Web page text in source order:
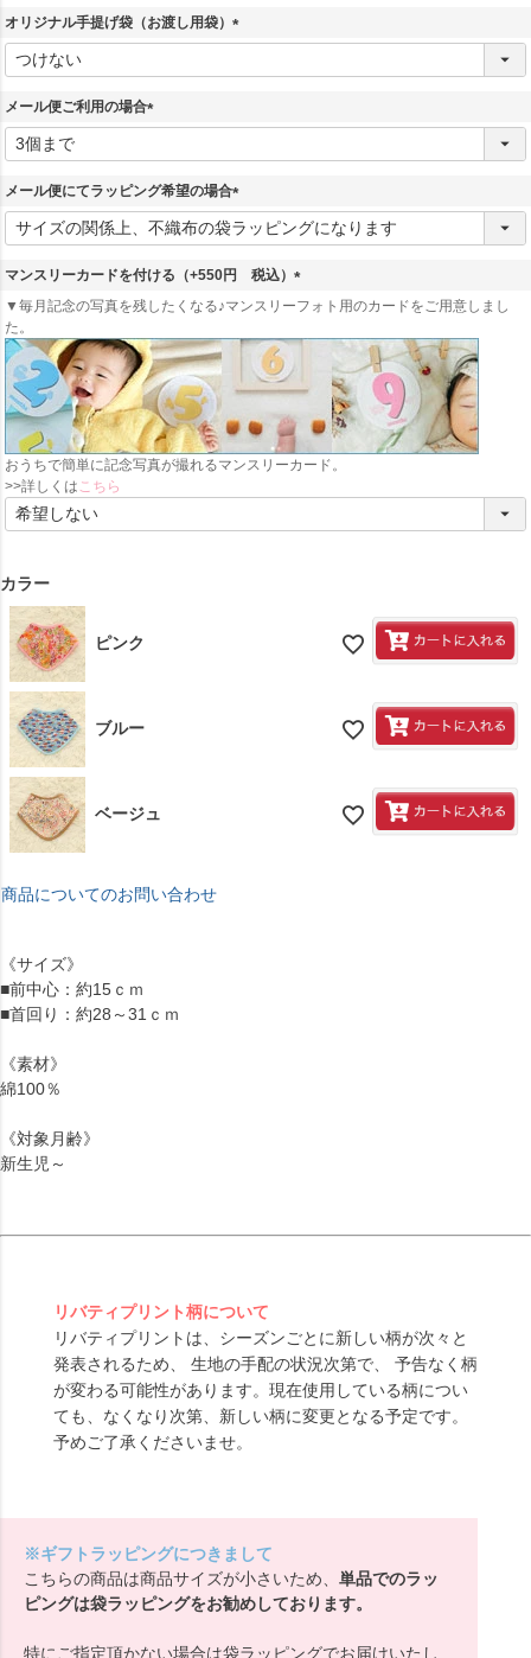
)
オリジナル手提げ袋（お渡し用袋）
(
メール便ご利用の場合
(
)
メール便にてラッピング希望の場合
(
必
)
マンスリーカードを付ける（+550円 税込）
(
須
▼毎月記念の写真を残したくなる♪マンスリーフォト用のカードをご用意しまし
た。
おうちで簡単に記念写真が撮れるマンスリーカード。
>>詳しくはこちら
カラー
ピンク
ブルー
ベージュ
商品についてのお問い合わせ
《サイズ》
■前中心：約15ｃｍ
■首回り：約28～31ｃｍ
《素材》
綿100％
《対象月齢》
新生児～
リバティプリント柄について
リバティプリントは、シーズンごとに新しい柄が次々と
発表されるため、 生地の手配の状況次第で、 予告なく柄
が変わる可能性があります。現在使用している柄につい
ても、なくなり次第、新しい柄に変更となる予定です。
予めご了承くださいませ。
※ギフトラッピングにつきまして
こちらの商品は商品サイズが小さいため、 単品でのラッ
ピングは袋ラッピングをお勧めしております。
特にご指定頂かない場合は袋ラッピングでお届けいたし